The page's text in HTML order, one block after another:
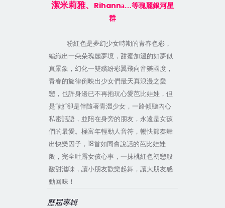
潔米莉雅、 Rihanna…等瑰麗銀河星
群
粉紅色是夢幻少女時期的青春色彩，
編織出一朵朵瑰麗夢境，甜蜜加溫的如夢似
真景象，幻化一雙繽紛彩翼飛向音樂國度，
青春的旋律倒映出少女們最天真浪漫之愛
戀，也許身邊已不再抱玩心愛芭比娃娃，但
是“她”卻是伴隨著青澀少女，一路傾聽內心
私密話語，並陪在身旁的朋友，永遠是女孩
們的最愛。極富年輕動人音符，暢快節奏舞
出快樂因子， 18首如同會說話的芭比娃娃
般，完全吐露女孩心事，一抹桃紅色初戀般
酸甜滋味，讓小朋友歡樂起舞，讓大朋友感
動回味！
歷屆專輯